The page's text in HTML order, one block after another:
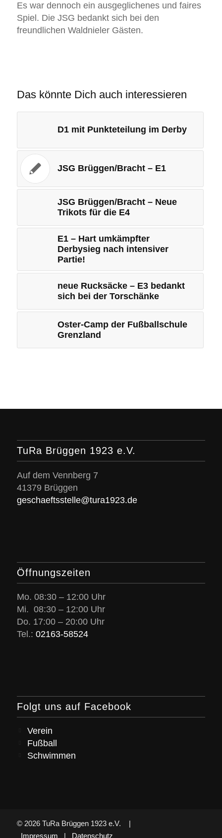
Es war dennoch ein ausgeglichenes und faires
Spiel. Die JSG bedankt sich bei den
freundlichen Waldnieler Gästen.
Das könnte Dich auch interessieren
D1 mit Punkteteilung im Derby
JSG Brüggen/Bracht – E1
JSG Brüggen/Bracht – Neue
Trikots für die E4
E1 – Hart umkämpfter
Derbysieg nach intensiver
Partie!
neue Rucksäcke – E3 bedankt
sich bei der Torschänke
Oster-Camp der Fußballschule
Grenzland
TuRa Brüggen 1923 e.V.
Auf dem Vennberg 7
41379 Brüggen
geschaeftsstelle@tura1923.de
Öffnungszeiten
Mo. 08:30 – 12:00 Uhr
Mi. 08:30 – 12:00 Uhr
Do. 17:00 – 20:00 Uhr
Tel.: 02163-58524
Folgt uns auf Facebook
Verein
Fußball
Schwimmen
© 2026 TuRa Brüggen 1923 e.V. |
Impressum | Datenschutz